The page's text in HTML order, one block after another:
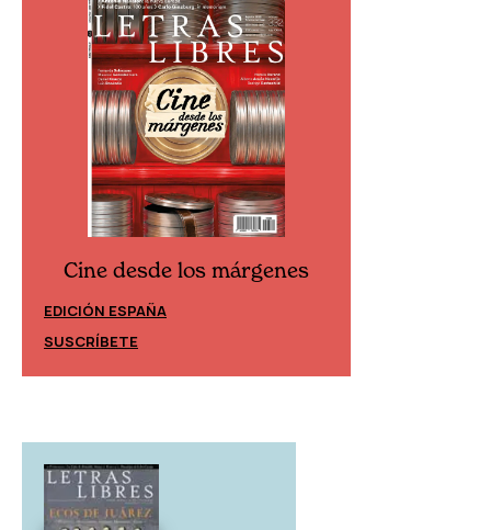
Cine desde los márgenes
EDICIÓN ESPAÑA
SUSCRÍBETE